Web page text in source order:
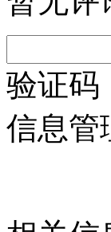
验证码
信息管